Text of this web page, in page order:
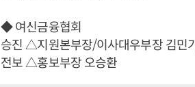
◆ 여신금융협회
승진 △지원본부장/이사대우부장 김민
전보 △홍보부장 오승환